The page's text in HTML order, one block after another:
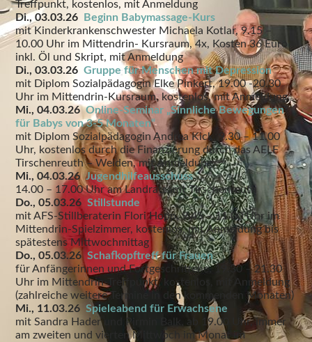
Treffpunkt, kostenlos, mit Anmeldung
Di., 03.03.26
Beginn Babymassage-Kurs
mit Kinderkrankenschwester Michaela Kotlar, 9.15 –
10.00 Uhr im Mittendrin- Kursraum, 4x, Kosten 36 Euro
inkl. Öl und Skript, mit Anmeldung
Di., 03.03.26Gruppe für Menschen mit Depression
mit Diplom Sozialpädagogin Elke Pinkert, 19.00 -20.30
Uhr im Mittendrin-Kursraum, kostenlos, mit Anmeldung
Mi., 04.03.26Online-Seminar „Sinnliche Bewegungen
für Babys von 3-5 Monaten“
mit Diplom Sozialpädagogin Andrea Kick, 9.30 – 11.00
Uhr, kostenlos durch die Finanzierung durch das AELF
Tirschenreuth – Weiden, mit Anmeldung
Mi., 04.03.26Jugendhilfeausschuss
14.00 – 17.00 Uhr am Landratsamt Tirschenreuth
Do., 05.03.26Stillstunde
mit AFS-Stillberaterin Flori Hopp, 9.45 – 11.00 Uhr im
Mittendrin-Spielzimmer, kostenlos, mit Anmeldung bis
spätestens Mittwochmittag
Do., 05.03.26Schafkopftreff für Frauen
für Anfängerinnen und Fortgeschrittene, 19.30 – 21.30
Uhr im Mittendrin-Treffpunkt, kostenlos, mit Anmeldung
(zahlreiche weitere Termine in den kommenden Monaten)
Mi., 11.03.26Spieleabend für Erwachsene
mit Sandra Hader und Pirmin Balk, ab 19.00 Uhr, immer
am zweiten und vierten Mittwoch im Monat im